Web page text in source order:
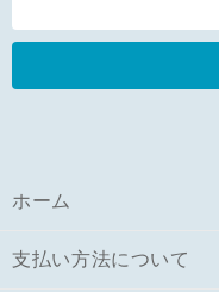
ホーム
支払い方法について